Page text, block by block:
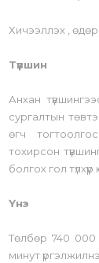
Хичээллэх ,
Түвшин
Анхан
сургалтын
өгч
тохирсон
болгох гол түлхүүр
Үнэ
Төлбөр 740 000
минут үргэлжилнэ.